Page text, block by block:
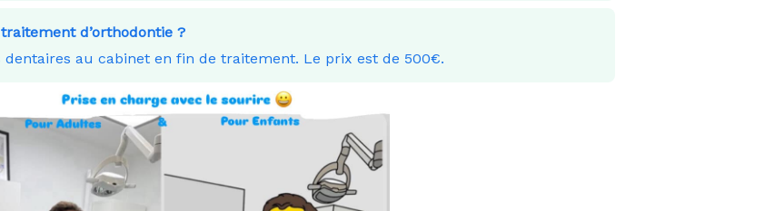
d’orthodontie ?
au cabinet en fin de traitement. Le prix est de 500€.